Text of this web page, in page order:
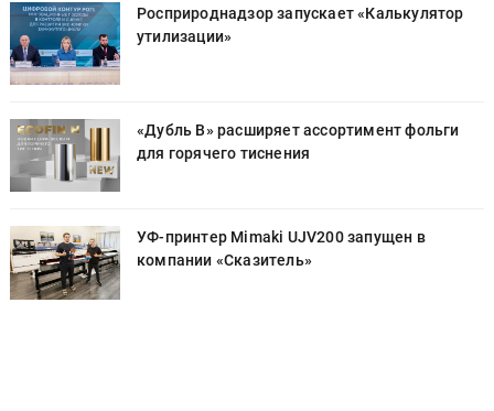
Росприроднадзор запускает «Калькулятор
утилизации»
«Дубль В» расширяет ассортимент фольги
для горячего тиснения
УФ-принтер Mimaki UJV200 запущен в
компании «Сказитель»